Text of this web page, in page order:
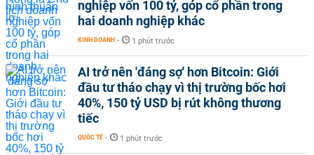
nghiệp vốn 100 tỷ, góp cổ phần trong
hai doanh nghiệp khác
KINH DOANH - 1 phút trước
AI trở nên 'đáng sợ' hơn Bitcoin: Giới
đầu tư tháo chạy vì thị trường bốc hơi
40%, 150 tỷ USD bị rút không thương
tiếc
QUỐC TẾ - 1 phút trước